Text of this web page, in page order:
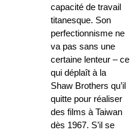
capacité de travail
titanesque. Son
perfectionnisme ne
va pas sans une
certaine lenteur – ce
qui déplaît à la
Shaw Brothers qu’il
quitte pour réaliser
des films à Taiwan
dès 1967. S’il se